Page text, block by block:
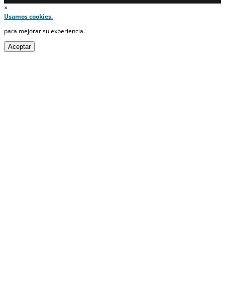
×
Usamos cookies.
para mejorar su experiencia.
Aceptar